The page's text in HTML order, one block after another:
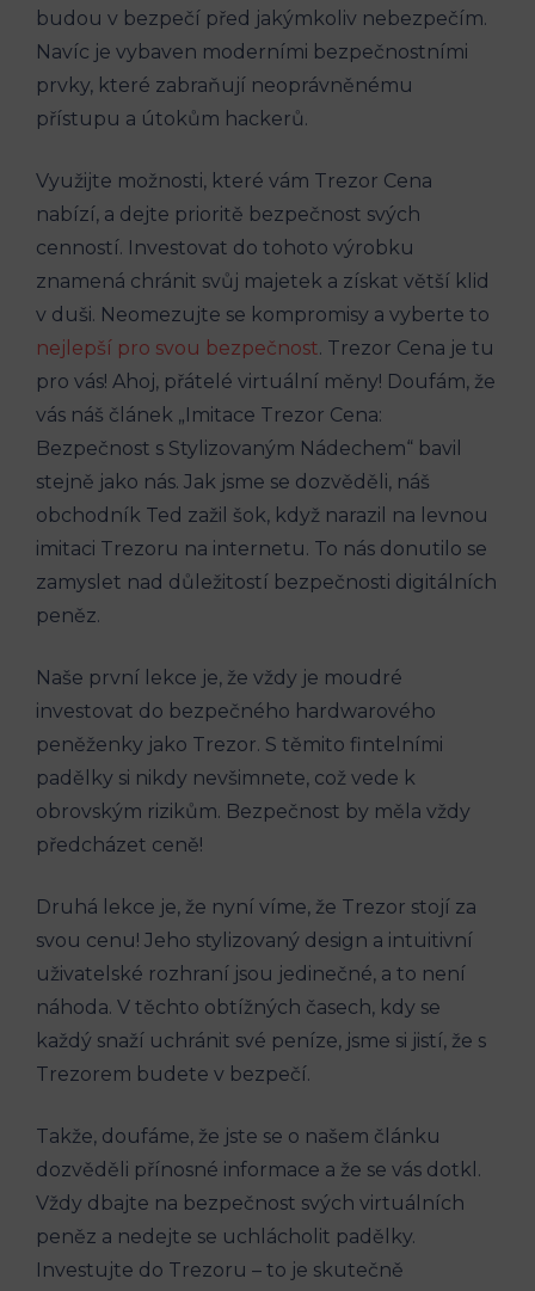
budou v bezpečí před jakýmkoliv nebezpečím.
Navíc je vybaven moderními bezpečnostními
prvky, které zabraňují neoprávněnému
přístupu a útokům hackerů.
Využijte možnosti, které vám Trezor Cena
nabízí, a dejte prioritě bezpečnost svých
cenností. Investovat do tohoto výrobku
znamená chránit svůj majetek a získat větší klid
v duši. Neomezujte se kompromisy a vyberte to
nejlepší pro svou bezpečnost. Trezor Cena je tu
pro vás! Ahoj, přátelé virtuální měny! Doufám, že
vás náš článek „Imitace Trezor Cena:
Bezpečnost s Stylizovaným Nádechem“ bavil
stejně jako nás. Jak jsme se dozvěděli, náš
obchodník Ted zažil šok, když narazil na levnou
imitaci Trezoru na internetu. To nás donutilo se
zamyslet nad důležitostí bezpečnosti digitálních
peněz.
Naše první lekce je, že vždy je moudré
investovat do bezpečného hardwarového
peněženky jako Trezor. S těmito fintelními
padělky si nikdy nevšimnete, což vede k
obrovským rizikům. Bezpečnost by měla vždy
předcházet ceně!
Druhá lekce je, že nyní víme, že Trezor stojí za
svou cenu! Jeho stylizovaný design a intuitivní
uživatelské rozhraní jsou jedinečné, a to není
náhoda. V těchto obtížných časech, kdy se
každý snaží uchránit své peníze, jsme si jistí, že s
Trezorem budete v bezpečí.
Takže, doufáme, že jste se o našem článku
dozvěděli přínosné informace a že se vás dotkl.
Vždy dbajte na bezpečnost svých virtuálních
peněz a nedejte se uchlácholit padělky.
Investujte do Trezoru – to je skutečně